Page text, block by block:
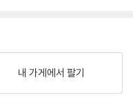
내 가게에서 팔기